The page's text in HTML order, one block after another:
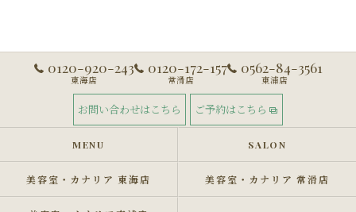
0120-920-243
東海店
0120-172-157
常滑店
0562-84-3561
東浦店
お問い合わせはこちら ご予約はこちら
MENU SALON
美容室・カナリア 東海店 美容室・カナリア 常滑店